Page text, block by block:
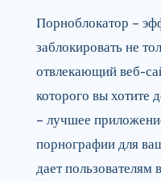
Порноблокатор –
заблокировать не
отвлекающий веб-
которого вы хотите
– лучшее
порнографии для
дает